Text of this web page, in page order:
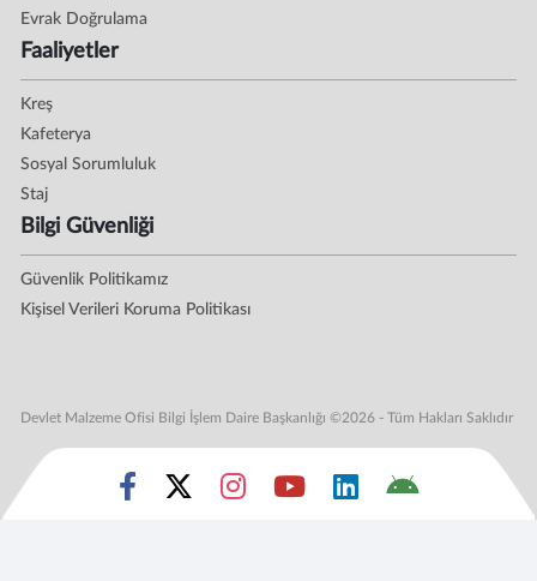
Evrak Doğrulama
Faaliyetler
Kreş
Kafeterya
Sosyal Sorumluluk
Staj
Bilgi Güvenliği
Güvenlik Politikamız
Kişisel Verileri Koruma Politikası
Devlet Malzeme Ofisi Bilgi İşlem Daire Başkanlığı ©2026 - Tüm Hakları Saklıdır